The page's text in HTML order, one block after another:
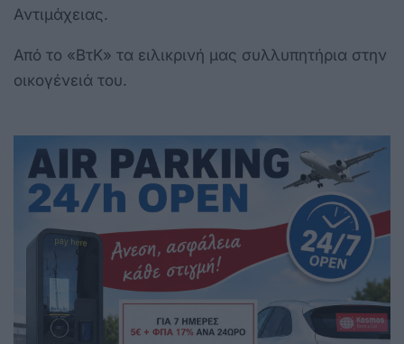
Αντιμάχειας.
Από το «ΒτΚ» τα ειλικρινή μας συλλυπητήρια στην
οικογένειά του.